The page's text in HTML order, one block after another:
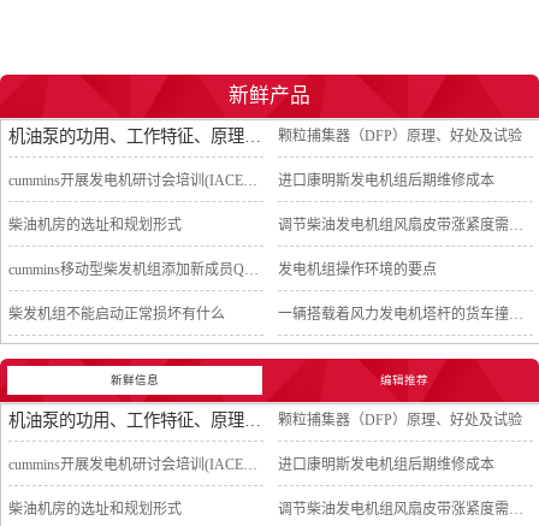
新鲜产品
颗粒捕集器（DFP）原理、好处及试验
cummins开展发电机研讨会培训(IACET)认证工作 进口康明斯发电机组后期维修成本
柴油机房的选址和规划形式 调节柴油发电机组风扇皮带涨紧度需要注意哪些
cummins移动型柴发机组添加新成员QSB5-G11系列 发电机组操作环境的要点
柴发机组不能启动正常损坏有什么 一辆搭载着风力发电机塔杆的货车撞上车行天桥导致道路交通中断
新鲜信息 编辑推荐
颗粒捕集器（DFP）原理、好处及试验
cummins开展发电机研讨会培训(IACET)认证工作 进口康明斯发电机组后期维修成本
柴油机房的选址和规划形式 调节柴油发电机组风扇皮带涨紧度需要注意哪些